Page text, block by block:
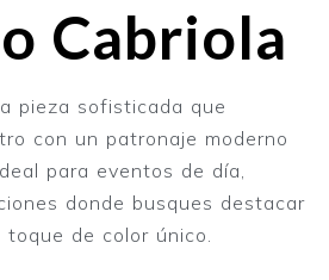
Cabriola
pieza sofisticada que
con un patronaje moderno
para eventos de día,
donde busques destacar
de color único.